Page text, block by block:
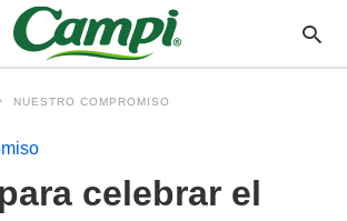
NUESTRO COMPROMISO
celebrar el